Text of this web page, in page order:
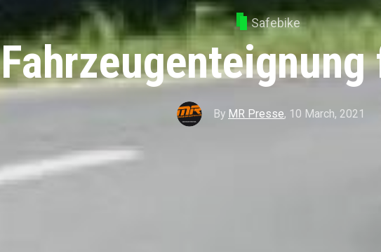
Safebike
Fahrzeugenteignung
By MR Presse, 10 March, 2021